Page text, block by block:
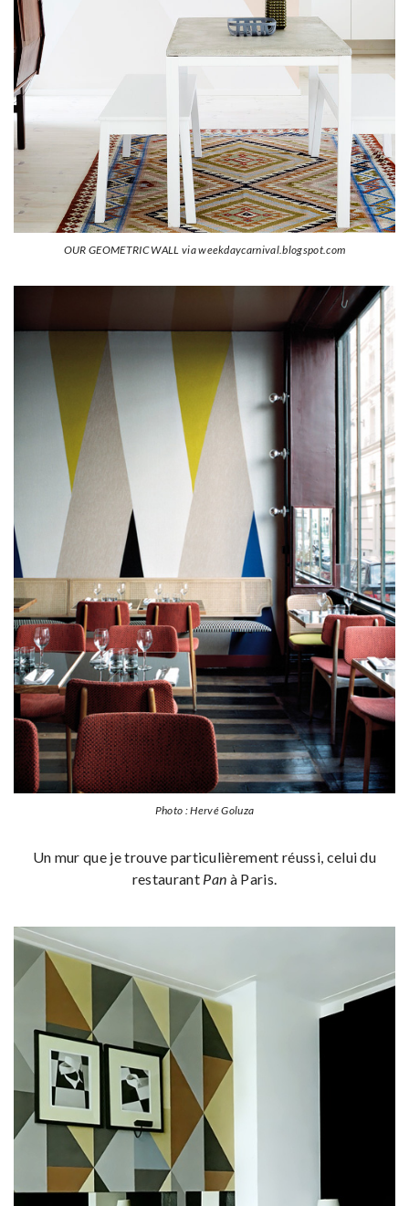
OUR GEOMETRIC WALL via weekdaycarnival.blogspot.com
Photo : Hervé Goluza
Un mur que je trouve particulièrement réussi, celui du
restaurant Pan à Paris.